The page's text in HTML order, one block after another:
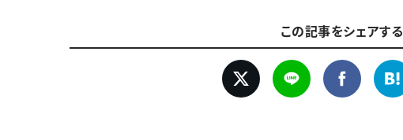
この記事をシェアする